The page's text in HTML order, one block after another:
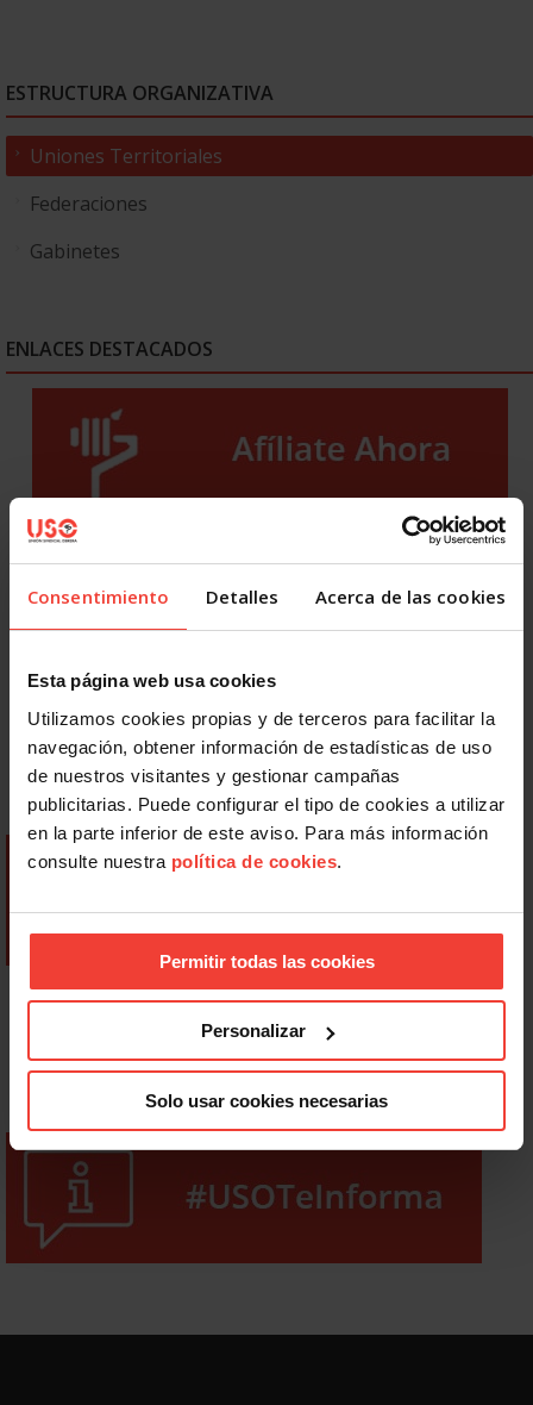
Consentimiento Detalles Acerca de las cookies
Esta página web usa cookies
Utilizamos cookies propias y de terceros para facilitar la
navegación, obtener información de estadísticas de uso
de nuestros visitantes y gestionar campañas
publicitarias. Puede configurar el tipo de cookies a utilizar
en la parte inferior de este aviso. Para más información
consulte nuestra política de cookies.
Permitir todas las cookies
Personalizar
Solo usar cookies necesarias
ESTRUCTURA ORGANIZATIVA
Uniones Territoriales
Federaciones
Gabinetes
ENLACES DESTACADOS